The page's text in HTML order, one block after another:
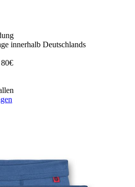
innerhalb Deutschlands